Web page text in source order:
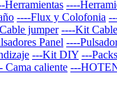
Herramientas ----
----Flux y Colofonia
jumper ----Kit
Panel ----
---Kit DIY ---
caliente ---